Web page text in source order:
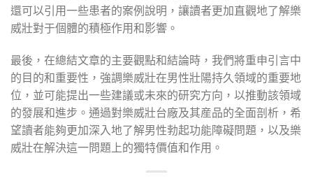
還可以引用一些患者的案例說明，讓讀者更加直觀地了解樂
威壯對于個體的積極作用和影響。
最後，在總結文章的主要觀點和結論時，我們將重申引言中
的目的和重要性，強調樂威壯在男性壯陽持久領域的重要地
位，並可能提出一些建議或未來的研究方向，以推動該領域
的發展和進步。通過對樂威壯台廠及其産品的全面剖析，希
望讀者能夠更加深入地了解男性勃起功能障礙問題，以及樂
威壯在解決這一問題上的獨特價值和作用。